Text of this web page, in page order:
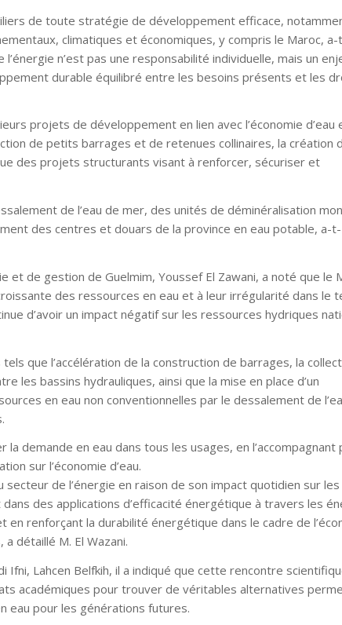
de toute stratégie de développement efficace,
climatiques et économiques, y compris le Maroc, a-
n’est pas une responsabilité individuelle, mais un
durable équilibré entre les besoins présents et les
projets de développement en lien avec l’économie d’eau
de petits barrages et de retenues collinaires, la création
des projets structurants visant à renforcer, sécuriser et
de l’eau de mer, des unités de déminéralisation
des centres et douars de la province en eau potable, a-t-
et de gestion de Guelmim, Youssef El Zawani, a noté que le
des ressources en eau et à leur irrégularité dans le
d’avoir un impact négatif sur les ressources hydriques
que l’accélération de la construction de barrages, la
les bassins hydrauliques, ainsi que la mise en place d’un
en eau non conventionnelles par le dessalement de
demande en eau dans tous les usages, en l’accompagnant
sur l’économie d’eau.
de l’énergie en raison de son impact quotidien sur les
des applications d’efficacité énergétique à travers les
renforçant la durabilité énergétique dans le cadre de
détaillé M. El Wazani.
Ifni, Lahcen Belfkih, il a indiqué que cette rencontre
académiques pour trouver de véritables alternatives
eau pour les générations futures.